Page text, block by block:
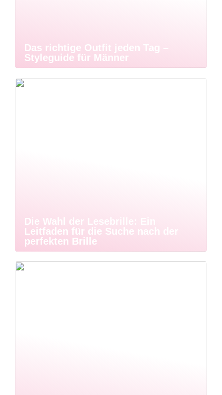
Das richtige Outfit jeden Tag –
Styleguide für Männer
Die Wahl der Lesebrille: Ein
Leitfaden für die Suche nach der
perfekten Brille